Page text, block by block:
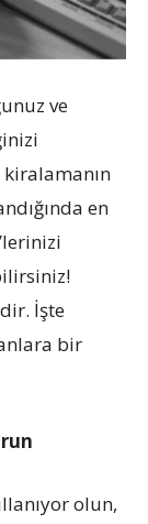
ve
en
İşte
bir
olun,